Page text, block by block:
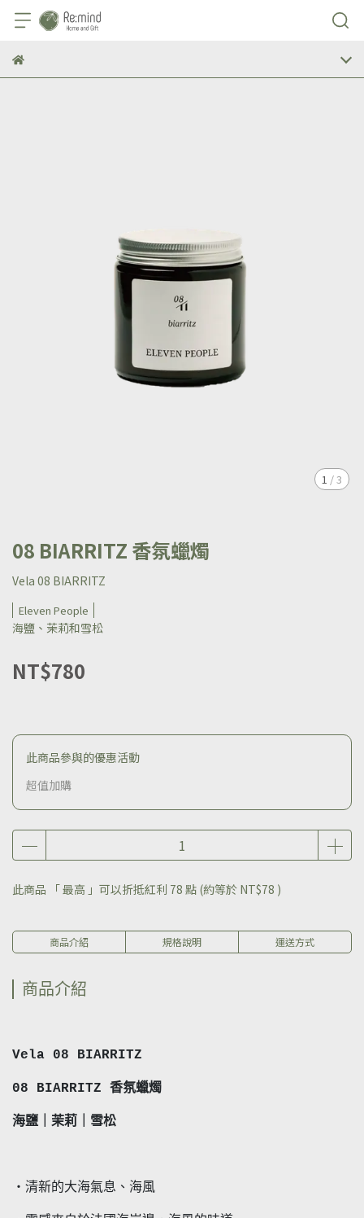
1 /3
08 BIARRITZ 香氛蠟燭
Vela 08 BIARRITZ
Eleven People
海鹽、茉莉和雪松
NT$780
此商品參與的優惠活動
超值加購
此商品 「 最高 」可以折抵紅利 78 點 (約等於 NT$78 )
商品介紹 規格說明 運送方式
商品介紹
Vela 08 BIARRITZ
08 BIARRITZ 香氛蠟燭
海鹽｜茉莉｜雪松
・清新的大海氣息、海風